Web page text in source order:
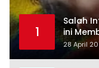
1
Salah
ini
28 April